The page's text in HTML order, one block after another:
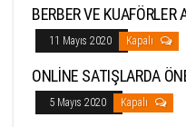
BERBER VE KUAFÖRLER
11 Mayıs 2020 Kapalı
ONLİNE SATIŞLARDA
5 Mayıs 2020 Kapalı